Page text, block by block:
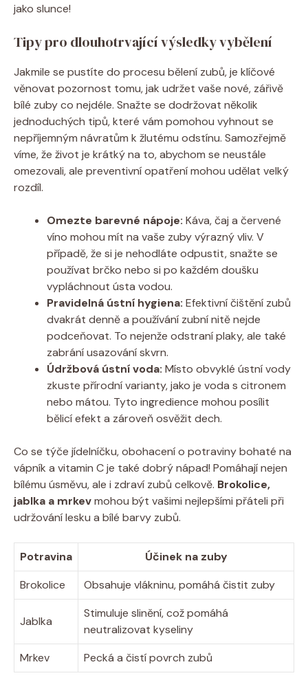
jako slunce!
Tipy pro dlouhotrvající výsledky vybělení
Jakmile se pustíte do procesu bělení zubů, je klíčové
věnovat pozornost tomu, jak udržet vaše nové, zářivě
bílé zuby co nejdéle. Snažte se dodržovat několik
jednoduchých tipů, které vám pomohou vyhnout se
nepříjemným návratům k žlutému odstínu. Samozřejmě
víme, že život je krátký na to, abychom se neustále
omezovali, ale preventivní opatření mohou udělat velký
rozdíl.
Omezte barevné nápoje: Káva, čaj a červené
víno mohou mít na vaše zuby výrazný vliv. V
případě, že si je nehodláte odpustit, snažte se
používat brčko nebo si po každém doušku
vypláchnout ústa vodou.
Pravidelná ústní hygiena: Efektivní čištění zubů
dvakrát denně a používání zubní nitě nejde
podceňovat. To nejenže odstraní plaky, ale také
zabrání usazování skvrn.
Údržbová ústní voda: Místo obvyklé ústní vody
zkuste přírodní varianty, jako je voda s citronem
nebo mátou. Tyto ingredience mohou posílit
bělicí efekt a zároveň osvěžit dech.
Co se týče jídelníčku, obohacení o potraviny bohaté na
vápník a vitamin C je také dobrý nápad! Pomáhají nejen
bílému úsměvu, ale i zdraví zubů celkově. Brokolice,
jablka a mrkevmohou být vašimi nejlepšími přáteli při
udržování lesku a bílé barvy zubů.
Potravina
Účinek na zuby
Brokolice
Obsahuje vlákninu, pomáhá čistit zuby
Jablka
Stimuluje slinění, což pomáhá
neutralizovat kyseliny
Mrkev
Pecká a čistí povrch zubů